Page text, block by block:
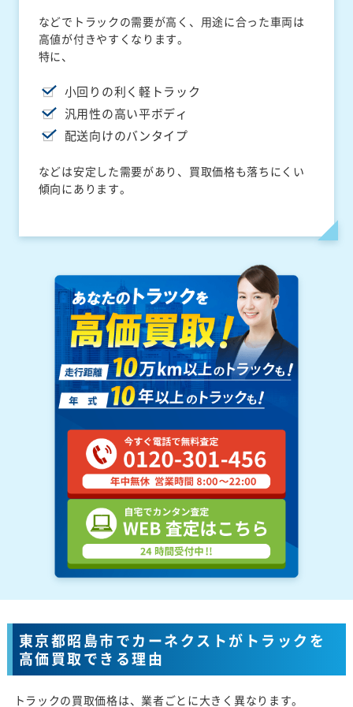
などでトラックの需要が高く、用途に合った車両は
高値が付きやすくなります。
特に、
小回りの利く軽トラック
汎用性の高い平ボディ
配送向けのバンタイプ
などは安定した需要があり、買取価格も落ちにくい
傾向にあります。
東京都昭島市でカーネクストがトラックを
高価買取できる理由
トラックの買取価格は、業者ごとに大きく異なります。